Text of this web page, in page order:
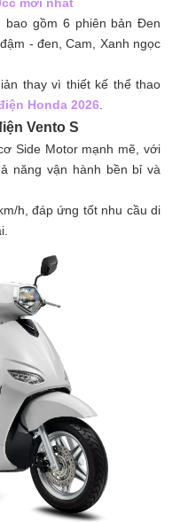
bao gồm 6 phiên bản Đen
- đen, Cam, Xanh ngọc
thay vì thiết kế thể thao
Honda 2026.
Vento S
Side Motor mạnh mẽ, với
năng vận hành bền bỉ và
h, đáp ứng tốt nhu cầu di